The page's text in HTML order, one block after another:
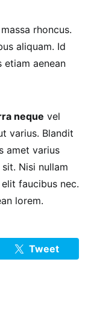
rhoncus.
aliquam. Id
aenean
neque vel
varius. Blandit
amet varius
Nisi nullam
faucibus nec.
lorem.
Tweet